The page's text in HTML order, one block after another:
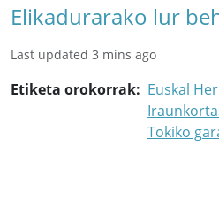
Elikadurarako lur
Last updated 3 mins ago
Etiketa orokorrak
Euskal
Tokiko